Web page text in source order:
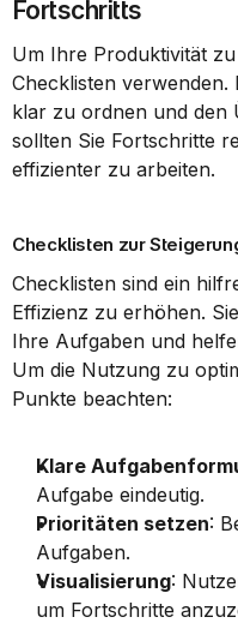
Fortschritts
Um Ihre Produktivität
Checklisten
klar zu ordnen und den
sollten Sie Fortschritte
effizienter zu arbeiten.
Checklisten zur
Checklisten sind ein
Effizienz zu erhöhen.
Ihre Aufgaben und
Um die Nutzung zu
Punkte beachten:
Klare
Aufgabe eindeutig.
Prioritäten setzen:
Aufgaben.
Visualisierung:
um Fortschritte